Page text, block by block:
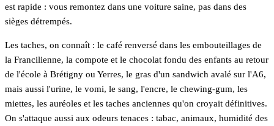
est rapide : vous remontez dans une voiture saine, pas dans des
sièges détrempés.
Les taches, on connaît : le café renversé dans les embouteillages de
la Francilienne, la compote et le chocolat fondu des enfants au retour
de l'école à Brétigny ou Yerres, le gras d'un sandwich avalé sur l'A6,
mais aussi l'urine, le vomi, le sang, l'encre, le chewing-gum, les
miettes, les auréoles et les taches anciennes qu'on croyait définitives.
On s'attaque aussi aux odeurs tenaces : tabac, animaux, humidité des